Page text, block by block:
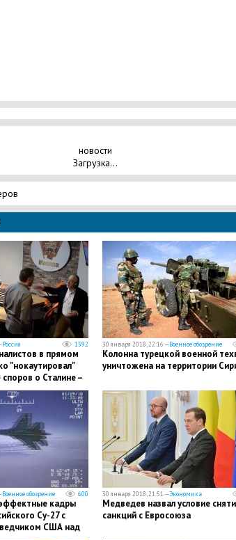
новости
Загрузка...
Россия 1592
в прямом
"нокаутировал"
о Сталине –
30 января 2018, 22:16 —Военное обозрение
Колонна турецкой военной
уничтожена на территории
Военное обозрение 600
кадры
Су-27 с
США над
30 января 2018, 21:51 —Экономика
Медведев назвал условие
санкций с Евросоюза